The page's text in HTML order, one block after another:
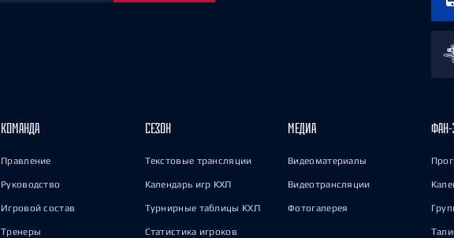
КОМАНДА
Правление
Руководство
Игровой состав
Тренеры
СЕЗОН
Текстовые трансляции
Календарь игр КХЛ
Турнирные таблицы КХЛ
Статистика игроков
МЕДИА
Видеоматериалы
Видеотрансляции
Фотогалерея
ФАН-